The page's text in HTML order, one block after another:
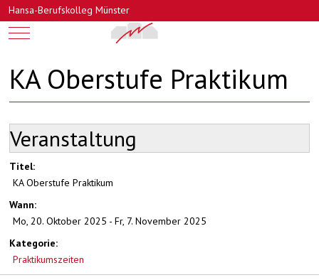
Hansa-Berufskolleg Münster
Mobile Menu Toggle
KA Oberstufe Praktikum
Veranstaltung
Titel:
KA Oberstufe Praktikum
Wann:
Mo, 20. Oktober 2025 - Fr, 7. November 2025
Kategorie:
Praktikumszeiten